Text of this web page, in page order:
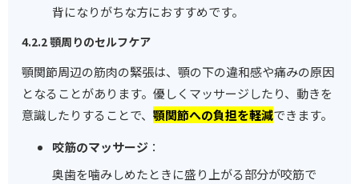
背になりがちな方におすすめです。
4.2.2 顎周りのセルフケア
顎関節周辺の筋肉の緊張は、顎の下の違和感や痛みの原因
となることがあります。優しくマッサージしたり、動きを
意識したりすることで、顎関節への負担を軽減できます。
咬筋のマッサージ：
奥歯を噛みしめたときに盛り上がる部分が咬筋で